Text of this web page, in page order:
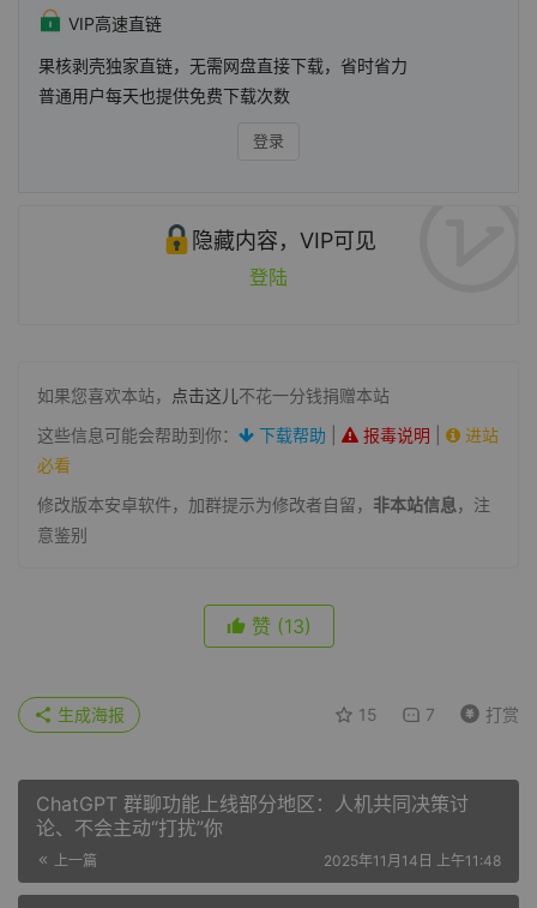
VIP高速直链
果核剥壳独家直链，无需网盘直接下载，省时省力
普通用户每天也提供免费下载次数
登录
隐藏内容，VIP可见
登陆
如果您喜欢本站， 点击这儿不花一分钱捐赠本站
这些信息可能会帮助到你：
下载帮助 报毒说明
进站
必看
修改版本安卓软件，加群提示为修改者自留， 非本站信息，注
意鉴别
赞 (13)
15 7 打赏
生成海报
ChatGPT 群聊功能上线部分地区：人机共同决策讨
论、不会主动“打扰”你
上一篇 2025年11月14日 上午11:48